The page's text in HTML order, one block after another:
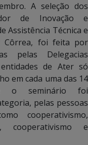
A seleção dos
de Inovação e
Assistência Técnica e
Côrrea, foi feita por
pelas Delegacias
de Ater só
em cada uma das 14
o seminário foi
pelas pessoas
cooperativismo,
cooperativismo e